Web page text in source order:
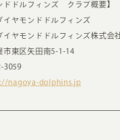
ドドルフィンズ クラブ概要】
イヤモンドドルフィンズ
イヤモンドドルフィンズ株式会
市東区矢田南5-1-14
3059
nagoya-dolphins.jp